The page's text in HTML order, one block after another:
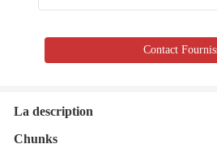
Contact
La description
Chunks